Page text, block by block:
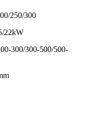
250/300
22kW
300/300-500/500-